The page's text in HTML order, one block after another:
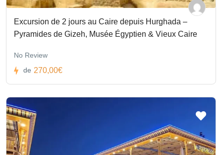
Excursion de 2 jours au Caire depuis Hurghada –
Pyramides de Gizeh, Musée Égyptien & Vieux Caire
No Review
de 270,00€